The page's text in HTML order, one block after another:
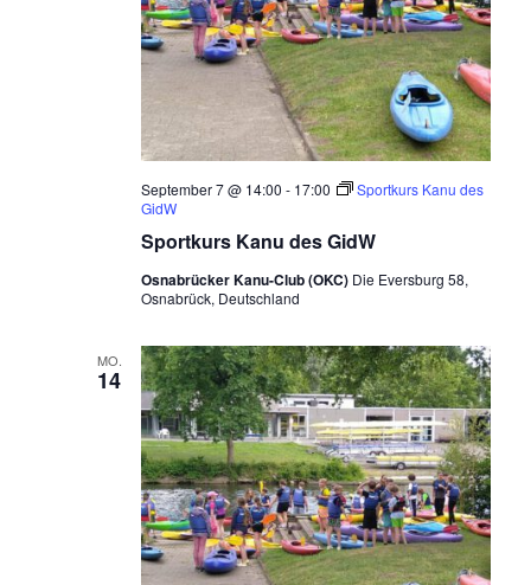
Sportkurs Kanu des GidW
September 7 @ 14:00 - 17:00
Sportkurs Kanu des
GidW
Osnabrücker Kanu-Club (OKC) Die Eversburg 58,
Osnabrück, Deutschland
MO.
14